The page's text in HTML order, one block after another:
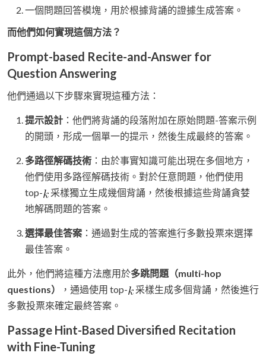
一個問題回答模塊，用於根據背誦的證據生成答案。
而他們如何實現這個方法？
Prompt-based Recite-and-Answer for
Question Answering
他們通過以下步驟來實現這種方法：
提示設計 ：他們將背誦的段落附加在原始問題-答案示例
的開頭，形成一個單一的提示，然後生成最終的答案。
多路徑解碼技術 ：由於事實知識可能出現在多個地方，
他們使用多路徑解碼技術。對於任意問題，他們使用
top-
采樣獨立生成幾個背誦，然後根據這些背誦貪婪
地解碼問題的答案。
選擇最佳答案 ：通過對生成的答案進行多數投票來選擇
最佳答案。
此外，他們將這種方法應用於多跳問題（multi-hop
questions）
，通過使用 top-
采樣生成多個背誦，然後進行
多數投票來確定最終答案。
Passage Hint-Based Diversified Recitation
with Fine-Tuning